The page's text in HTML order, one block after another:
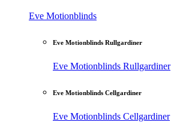
Eve Motionblinds
Eve Motionblinds Rullgardiner
Eve Motionblinds Rullgardiner
Eve Motionblinds Cellgardiner
Eve Motionblinds Cellgardiner